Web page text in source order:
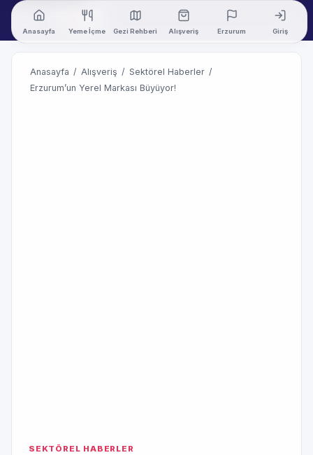
Anasayfa Yeme İçme Gezi Rehberi Alışveriş Erzurum Giriş
Anasayfa / Alışveriş / Sektörel Haberler /
Erzurum’un Yerel Markası Büyüyor!
SEKTÖREL HABERLER